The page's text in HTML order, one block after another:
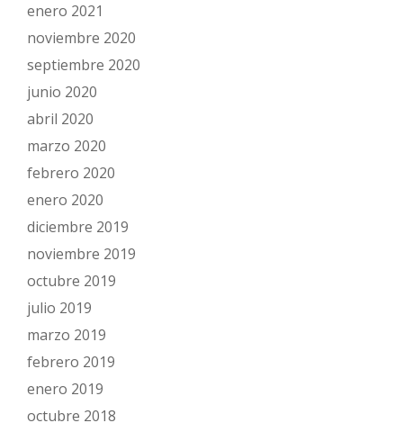
enero 2021
noviembre 2020
septiembre 2020
junio 2020
abril 2020
marzo 2020
febrero 2020
enero 2020
diciembre 2019
noviembre 2019
octubre 2019
julio 2019
marzo 2019
febrero 2019
enero 2019
octubre 2018